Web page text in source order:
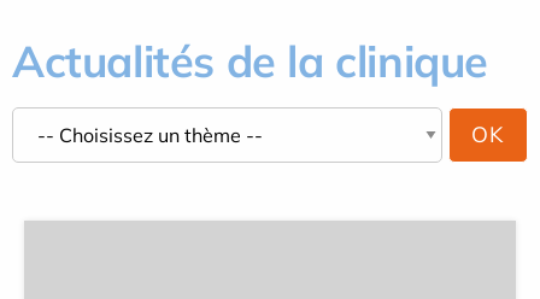
Actualités de la clinique